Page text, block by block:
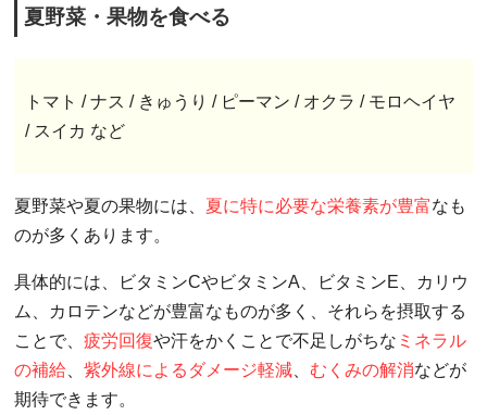
夏野菜・果物を食べる
トマト / ナス / きゅうり / ピーマン / オクラ / モロヘイヤ
/ スイカ など
夏野菜や夏の果物には、 夏に特に必要な栄養素が豊富なも
のが多くあります。
具体的には、ビタミンCやビタミンA、ビタミンE、カリウ
ム、カロテンなどが豊富なものが多く、それらを摂取する
ことで、 疲労回復や汗をかくことで不足しがちな ミネラル
の補給
紫外線によるダメージ軽減 むくみの解消などが
期待できます。